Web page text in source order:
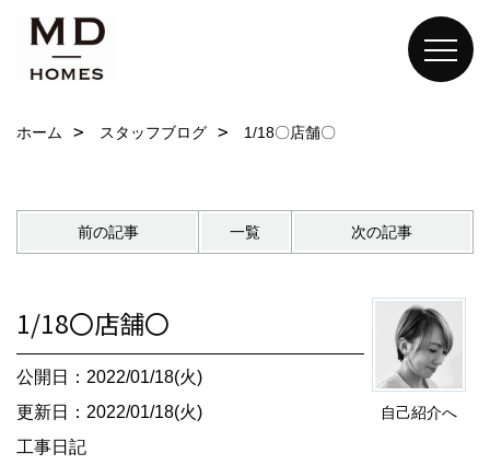
ホーム スタッフブログ 1/18〇店舗〇
前の記事 一覧 次の記事
自己紹介へ
1/18〇店舗〇
公開日：2022/01/18(火)
更新日：2022/01/18(火)
工事日記